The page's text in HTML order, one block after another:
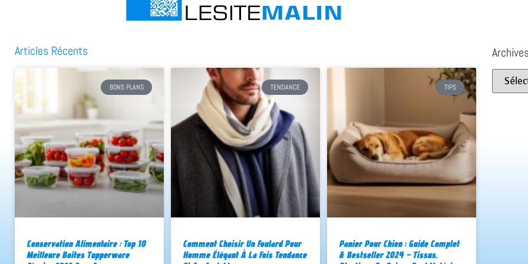
Articles Récents
BONS PLANS
Conservation Alimentaire : Top 10
Meilleure Boites Tupperware
TENDANCE
Comment Choisir Un Foulard Pour
Homme Élégant À La Fois Tendance
TIPS
Panier Pour Chien : Guide Complet
& Bestseller 2024 – Tissus,